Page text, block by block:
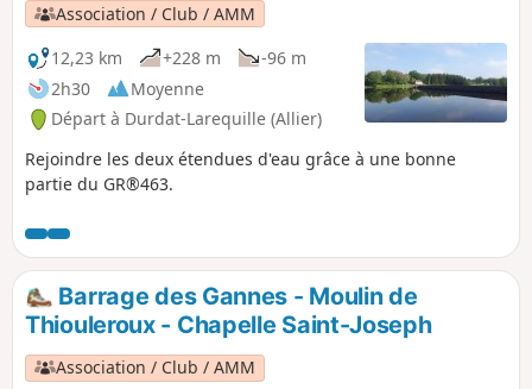
Association / Club / AMM
12,23 km
+228 m
-96 m
2h30
Moyenne
Départ à Durdat-Larequille (Allier)
Rejoindre les deux étendues d'eau grâce à une bonne
partie du GR®463.
Barrage des Gannes - Moulin de
Thiouleroux - Chapelle Saint-Joseph
Association / Club / AMM